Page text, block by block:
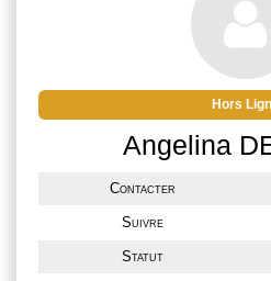
Capu Seninu
studio au T3,
Hors
Angelina
Contacter
Suivre
Statut